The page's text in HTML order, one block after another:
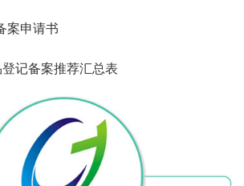
案申请书
记备案推荐汇总表